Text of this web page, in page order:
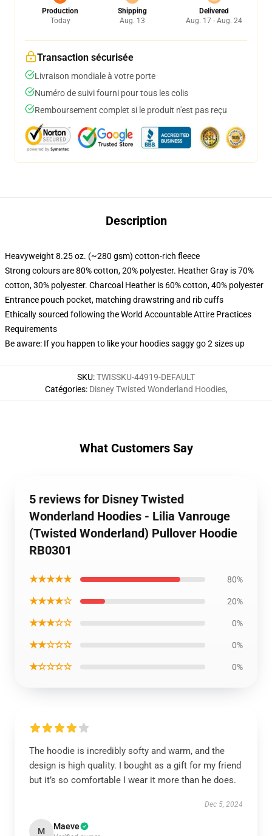
Production
Today
Shipping
Aug. 13
Delivered
Aug. 17 - Aug. 24
Transaction sécurisée
Livraison mondiale à votre porte
Numéro de suivi fourni pour tous les colis
Remboursement complet si le produit n'est pas reçu
Description
Heavyweight 8.25 oz. (~280 gsm) cotton-rich fleece
Strong colours are 80% cotton, 20% polyester. Heather Gray is 70%
cotton, 30% polyester. Charcoal Heather is 60% cotton, 40% polyester
Entrance pouch pocket, matching drawstring and rib cuffs
Ethically sourced following the World Accountable Attire Practices
Requirements
Be aware: If you happen to like your hoodies saggy go 2 sizes up
SKU:TWISSKU-44919-DEFAULT
Catégories: Disney Twisted Wonderland Hoodies,
What Customers Say
5 reviews for Disney Twisted
Wonderland Hoodies - Lilia Vanrouge
(Twisted Wonderland) Pullover Hoodie
RB0301
★★★★★ 80%
★★★★☆ 20%
★★★☆☆ 0%
★★☆☆☆ 0%
★☆☆☆☆ 0%
The hoodie is incredibly softy and warm, and the
design is high quality. I bought as a gift for my friend
but it’s so comfortable I wear it more than he does.
Dec 5, 2024
M Maeve